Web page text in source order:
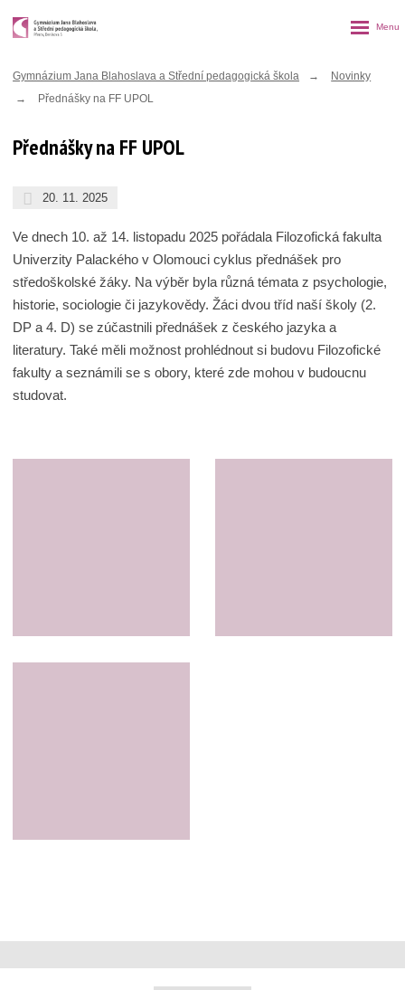
Gymnázium Jana Blahoslava a Střední pedagogická škola
Novinky
Přednášky na FF UPOL
Přednášky na FF UPOL
20. 11. 2025
Ve dnech 10. až 14. listopadu 2025 pořádala Filozofická fakulta
Univerzity Palackého v Olomouci cyklus přednášek pro
středoškolské žáky. Na výběr byla různá témata z psychologie,
historie, sociologie či jazykovědy. Žáci dvou tříd naší školy (2.
DP a 4. D) se zúčastnili přednášek z českého jazyka a
literatury. Také měli možnost prohlédnout si budovu Filozofické
fakulty a seznámili se s obory, které zde mohou v budoucnu
studovat.